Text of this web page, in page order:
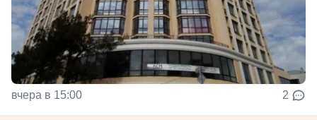
вчера в 15:00 2